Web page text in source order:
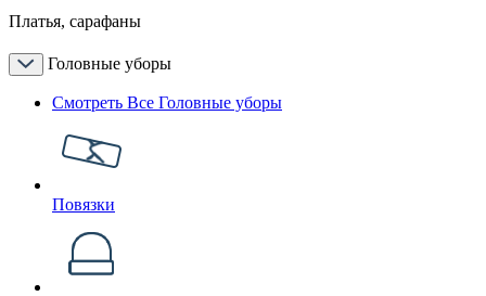
Платья, сарафаны
Головные уборы
Смотреть Все Головные уборы
Повязки